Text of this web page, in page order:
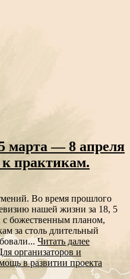
марта — 8 апреля
практикам.
Во время прошлого
нашей жизни за 18, 5
с божественным планом,
за столь длительный
Читать далее
организаторов и
в развитии проекта